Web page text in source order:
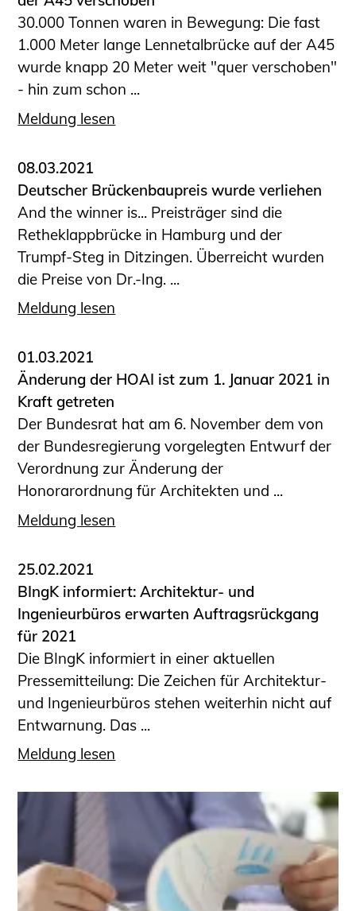
30.000 Tonnen waren in Bewegung: Die fast
1.000 Meter lange Lennetalbrücke auf der A45
wurde knapp 20 Meter weit "quer verschoben"
- hin zum schon ...
Meldung lesen
08.03.2021
Deutscher Brückenbaupreis wurde verliehen
And the winner is... Preisträger sind die
Retheklappbrücke in Hamburg und der
Trumpf-Steg in Ditzingen. Überreicht wurden
die Preise von Dr.-Ing. ...
Meldung lesen
01.03.2021
Änderung der HOAI ist zum 1. Januar 2021 in
Kraft getreten
Der Bundesrat hat am 6. November dem von
der Bundesregierung vorgelegten Entwurf der
Verordnung zur Änderung der
Honorarordnung für Architekten und ...
Meldung lesen
25.02.2021
BIngK informiert: Architektur- und
Ingenieurbüros erwarten Auftragsrückgang
für 2021
Die BIngK informiert in einer aktuellen
Pressemitteilung: Die Zeichen für Architektur-
und Ingenieurbüros stehen weiterhin nicht auf
Entwarnung. Das ...
Meldung lesen